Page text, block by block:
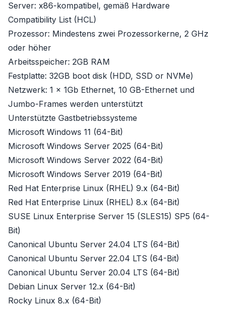
Server: x86-kompatibel, gemäß Hardware
Compatibility List (HCL)
Prozessor: Mindestens zwei Prozessorkerne, 2 GHz
oder höher
Arbeitsspeicher: 2GB RAM
Festplatte: 32GB boot disk (HDD, SSD or NVMe)
Netzwerk: 1 x 1Gb Ethernet, 10 GB-Ethernet und
Jumbo-Frames werden unterstützt
Unterstützte Gastbetriebssysteme
Microsoft Windows 11 (64-Bit)
Microsoft Windows Server 2025 (64-Bit)
Microsoft Windows Server 2022 (64-Bit)
Microsoft Windows Server 2019 (64-Bit)
Red Hat Enterprise Linux (RHEL) 9.x (64-Bit)
Red Hat Enterprise Linux (RHEL) 8.x (64-Bit)
SUSE Linux Enterprise Server 15 (SLES15) SP5 (64-
Bit)
Canonical Ubuntu Server 24.04 LTS (64-Bit)
Canonical Ubuntu Server 22.04 LTS (64-Bit)
Canonical Ubuntu Server 20.04 LTS (64-Bit)
Debian Linux Server 12.x (64-Bit)
Rocky Linux 8.x (64-Bit)